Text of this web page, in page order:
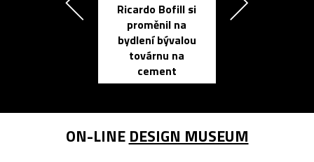
Ricardo Bofill si
proměnil na
bydlení bývalou
továrnu na
cement
ON-LINE DESIGN MUSEUM